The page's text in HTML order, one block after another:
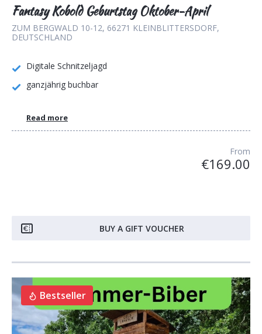
Fantasy Kobold Geburtstag Oktober-April
ZUM BERGWALD 10-12, 66271 KLEINBLITTERSDORF,
DEUTSCHLAND
Digitale Schnitzeljagd
ganzjährig buchbar
Read more
From
€169.00
BUY A GIFT VOUCHER
Bestseller